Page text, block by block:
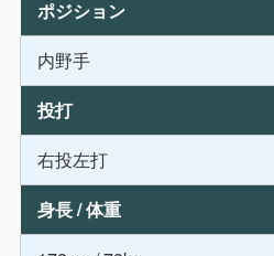
ポジション
内野手
投打
右投左打
身長 / 体重